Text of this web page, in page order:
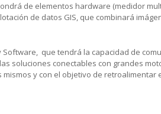
de elementos hardware (medidor
de datos GIS, que combinará
que tendrá la capacidad de
soluciones conectables con grandes
y con el objetivo de retroalimentar